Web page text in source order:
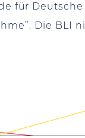
für
Die